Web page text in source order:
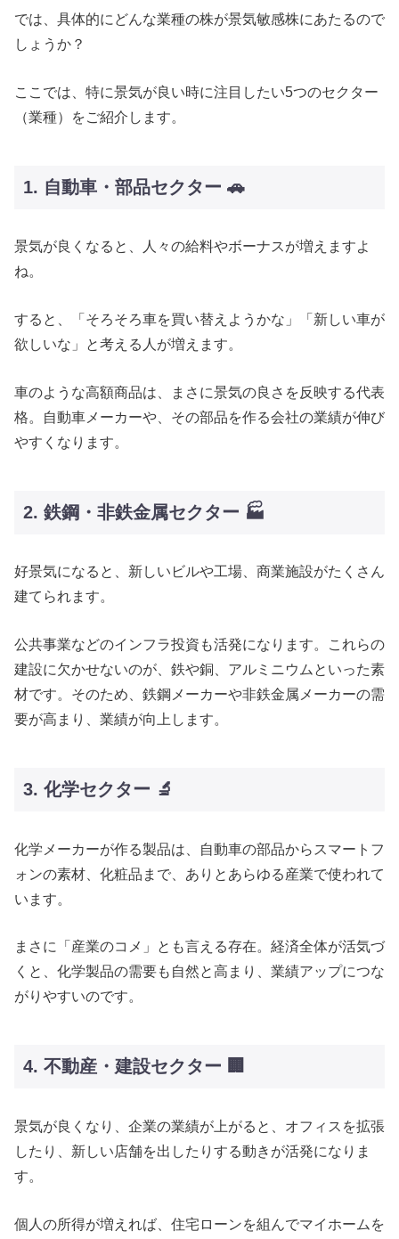
では、具体的にどんな業種の株が景気敏感株にあたるので
しょうか？
ここでは、特に景気が良い時に注目したい5つのセクター
（業種）をご紹介します。
1. 自動車・部品セクター 🚗
景気が良くなると、人々の給料やボーナスが増えますよ
ね。
すると、「そろそろ車を買い替えようかな」「新しい車が
欲しいな」と考える人が増えます。
車のような高額商品は、まさに景気の良さを反映する代表
格。自動車メーカーや、その部品を作る会社の業績が伸び
やすくなります。
2. 鉄鋼・非鉄金属セクター 🏭
好景気になると、新しいビルや工場、商業施設がたくさん
建てられます。
公共事業などのインフラ投資も活発になります。これらの
建設に欠かせないのが、鉄や銅、アルミニウムといった素
材です。そのため、鉄鋼メーカーや非鉄金属メーカーの需
要が高まり、業績が向上します。
3. 化学セクター 🔬
化学メーカーが作る製品は、自動車の部品からスマートフ
ォンの素材、化粧品まで、ありとあらゆる産業で使われて
います。
まさに「産業のコメ」とも言える存在。経済全体が活気づ
くと、化学製品の需要も自然と高まり、業績アップにつな
がりやすいのです。
4. 不動産・建設セクター 🏢
景気が良くなり、企業の業績が上がると、オフィスを拡張
したり、新しい店舗を出したりする動きが活発になりま
す。
個人の所得が増えれば、住宅ローンを組んでマイホームを